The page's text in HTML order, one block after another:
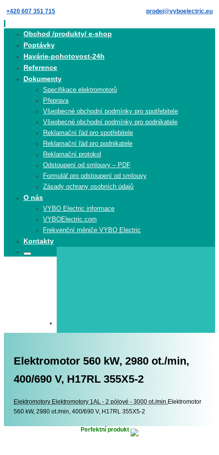
Skip
to
content
+420 607 351 715 prodej@vyboelectric.eu
Obchod /produkty/ e-shop
Poptávky
Havárie-pohotovost-24h
Reference
Dokumenty
Specifikace elektromotorů
Přeprava
Všeobecné obchodní podmínky pro spotřebitele
Všeobecné obchodní podmínky pro podnikatele
Reklamační řád pro spotřebitele
Reklamační řád pro podnikatele
Reklamační protokol
Odstoupení od smlouvy – PDF
Formulář pro odstoupení od smlouvy
Zásady ochrany osobních údajů
O nás
VYBO Electric informace
VYBOElectric.com
Frekvenční měniče VYBO Electric
Kontakty
Search
Search
Elektromotor 560 kW, 2980 ot./min,
400/690 V, H17RL 355X5-2
Elektromotory Elektromotory
Elektromotory 1AL - 2 pólové - 3000 ot./min.Elektromotor
560 kW, 2980 ot./min, 400/690 V, H17RL 355X5-2
Perfektní produkt